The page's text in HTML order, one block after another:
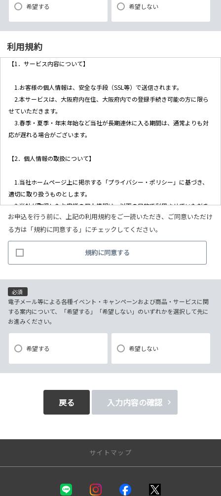
希望する 希望しない
利用規約
【1．サービス内容について】
1.お客様の個人情報は、安全な手段（SSL等）で送信されます。
2.本サービスは、大阪府内在住、大阪府内での登録手続き可能の方に限ら
せていただきます。
3.春季・夏季・年末年始など当社が長期連休に入る期間は、通常よりも対
応が遅れる場合がございます。
【2．個人情報の取扱について】
1.当社ホームページ上に掲示する「プライバシー・ポリシー」に基づき、
適切に取り扱うものとします。
2.当社が取得したお客様の個人情報は、以下の目的で利用させていただき
ます。
(1)お客様リクエストに対応するにあたって問題が発生した場合の確認・
連絡
(2)お客様から照会があった場合のリクエスト情報の確認
(3)お客様に不利益を与えないために行う、お客様に対する迅速なご連絡
(4)当社で取り扱っている商品・サービスなどに関する営業上のご案内
(5)商品の企画・開発あるいはお客様満足向上策などの検討のためのお客
様アンケート調査の実施
【3．推奨環境について】
以外の環境によって発生した情報の不備や
なお、不具合の生じたデータについてはお客様にお断り無く削除させて
お申込を行う前に、上記の利用規約をご一読いただき、ご同意いただけ
る方は「規約に同意する」にチェックしてください。
規約に同意する
必須
電子メール等による各種イベント・キャンペーンおよび商品・サービスに関
する案内について、「希望する」「希望しない」のいずれかを選択して先に
お進みください。
希望する 希望しない
戻る 入力内容の確認
サイトマップ